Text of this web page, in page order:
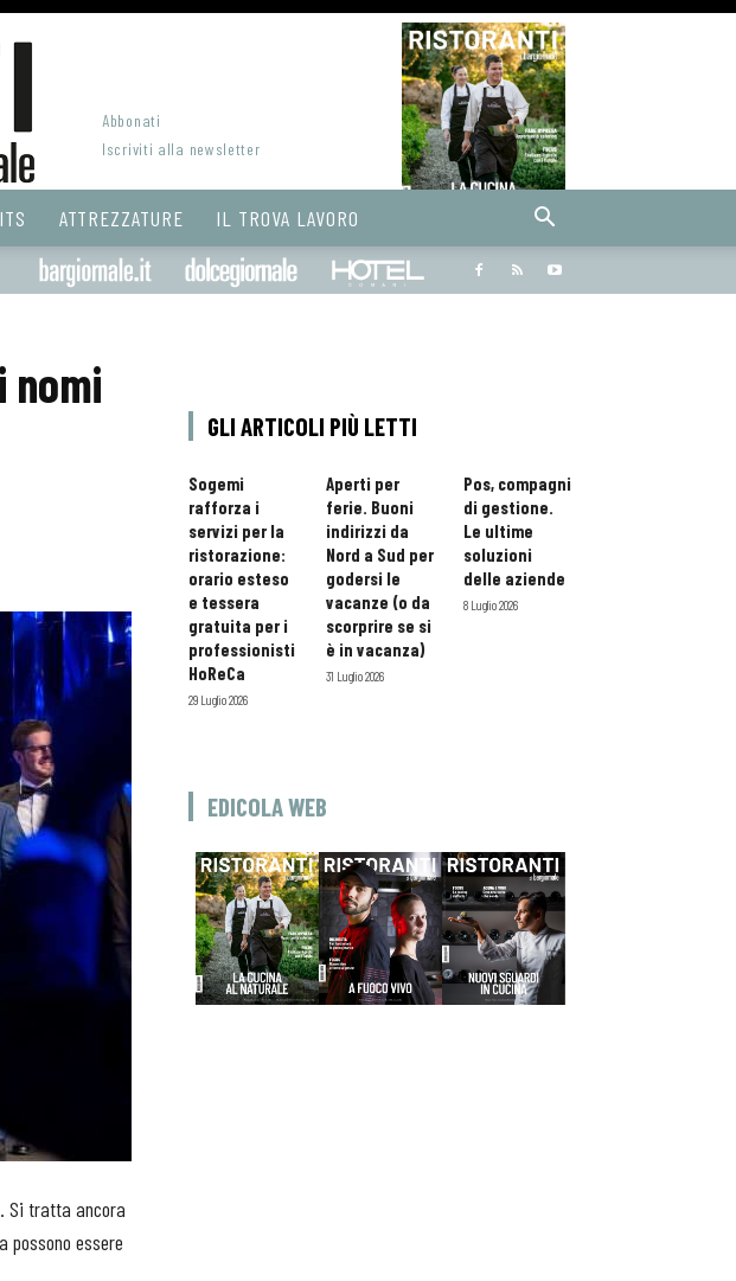
Abbonati
Iscriviti alla newsletter
ATTREZZATURE IL TROVA LAVORO
Bargiornale dolcegiornale
nomi
Si tratta ancora
possono essere
GLI ARTICOLI PIÙ LETTI
Sogemi
rafforza i
servizi per la
ristorazione:
orario esteso
e tessera
gratuita per i
professionisti
HoReCa
29 Luglio 2026
Aperti per
ferie. Buoni
indirizzi da
Nord a Sud per
godersi le
vacanze (o da
scorprire se si
è in vacanza)
31 Luglio 2026
Pos, compagni
di gestione.
Le ultime
soluzioni
delle aziende
8 Luglio 2026
EDICOLA WEB